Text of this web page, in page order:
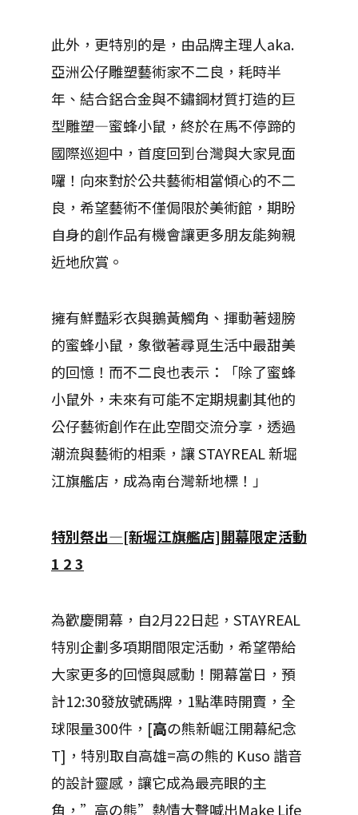
此外，更特別的是，由品牌主理人aka.
亞洲公仔雕塑藝術家不二良，耗時半
年、結合鋁合金與不鏽鋼材質打造的巨
型雕塑—蜜蜂小鼠，終於在馬不停蹄的
國際巡迴中，首度回到台灣與大家見面
囉！向來對於公共藝術相當傾心的不二
良，希望藝術不僅侷限於美術館，期盼
自身的創作品有機會讓更多朋友能夠親
近地欣賞。
擁有鮮豔彩衣與鵝黃觸角、揮動著翅膀
的蜜蜂小鼠，象徵著尋覓生活中最甜美
的回憶！而不二良也表示：「除了蜜蜂
小鼠外，未來有可能不定期規劃其他的
公仔藝術創作在此空間交流分享，透過
潮流與藝術的相乘，讓 STAYREAL 新堀
江旗艦店，成為南台灣新地標！」
特別祭出—[新堀江旗艦店]開幕限定活動
1 2 3
為歡慶開幕，自2月22日起，STAYREAL
特別企劃多項期間限定活動，希望帶給
大家更多的回憶與感動！開幕當日，預
計12:30發放號碼牌，1點準時開賣，全
球限量300件，[高の熊新崛江開幕紀念
T]，特別取自高雄=高の熊的 Kuso 諧音
的設計靈感，讓它成為最亮眼的主
角，”高の熊”熱情大聲喊出Make Life